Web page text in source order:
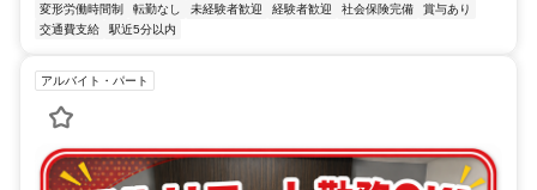
変形労働時間制 転勤なし 未経験者歓迎 経験者歓迎 社会保険完備
賞与あり
交通費支給
駅近5分以内
アルバイト・パート